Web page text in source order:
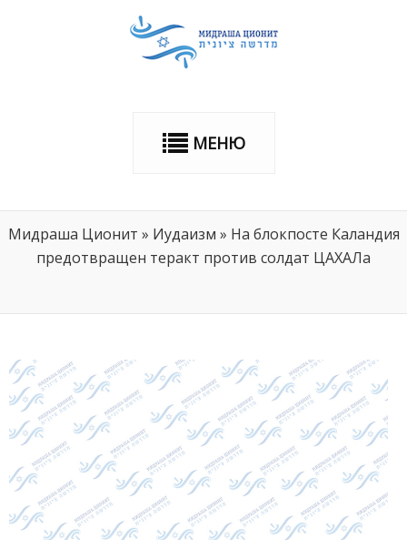
МЕНЮ
Мидраша Ционит » Иудаизм » На блокпосте Каландия
предотвращен теракт против солдат ЦАХАЛа